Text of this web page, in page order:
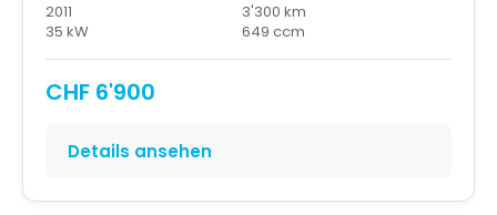
2011
3'300 km
35 kW
649 ccm
CHF 6'900
Details ansehen